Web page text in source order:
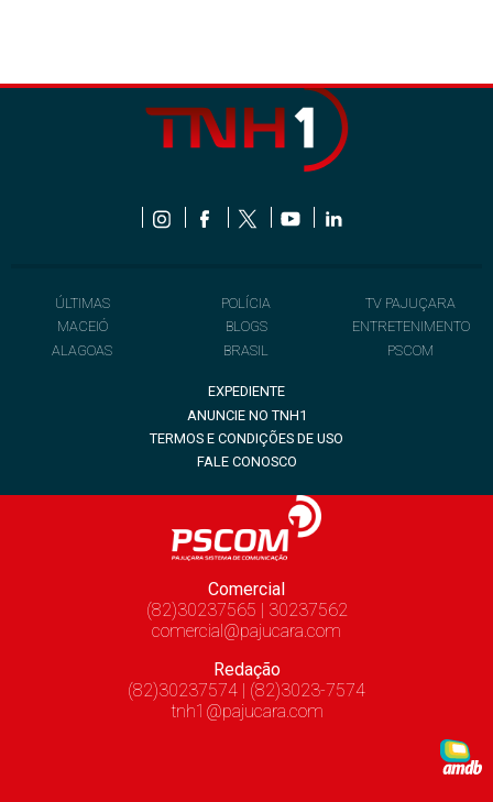
ÚLTIMAS
MACEIÓ
ALAGOAS
POLÍCIA
BLOGS
BRASIL
TV PAJUÇARA
ENTRETENIMENTO
PSCOM
EXPEDIENTE
ANUNCIE NO TNH1
TERMOS E CONDIÇÕES DE USO
FALE CONOSCO
Comercial
(82)30237565 | 30237562
comercial@pajucara.com
Redação
(82)30237574 | (82)3023-7574
tnh1@pajucara.com